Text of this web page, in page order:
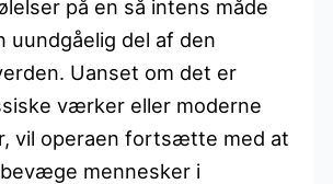
på en så intens måde
uundgåelig del af den
Uanset om det er
værker eller moderne
vil operaen fortsætte med at
mennesker i